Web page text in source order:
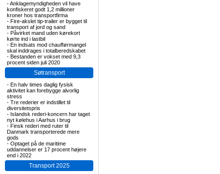
-Anklagemyndigheden vil have
konfiskeret godt 1,2 millioner
kroner hos transportfirma
- Fire-akslet tip-trailer er bygget til
transport af jord og sand
- Påvirket mand uden kørekort
kørte ind i lastbil
- En indsats mod chaufførmangel
skal inddrages i totalberedskabet
- Bestanden er vokset med 9,3
procent siden juli 2020
Søtransport
- En halv times daglig fysisk
aktivitet kan forebygge alvorlig
stress
- Tre rederier er indstillet til
diversitetspris
- Islandsk rederi-koncern har taget
nyt kølehus i Aarhus i brug
- Finsk rederi med ruter til
Danmark transporterede mere
gods
- Optaget på de maritime
uddannelser er 17 procent højere
end i 2022
Transport 2025